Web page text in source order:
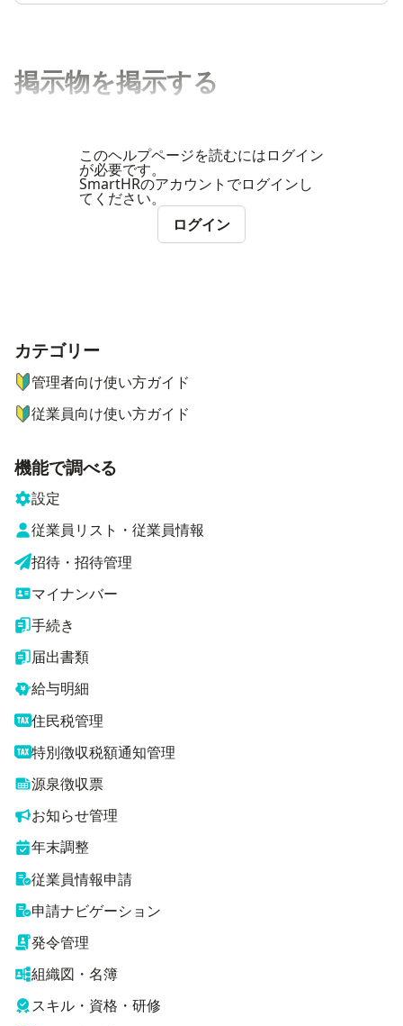
掲示物を掲示する
このヘルプページを読むにはログイン
が必要です。
SmartHRのアカウントでログインし
てください。
ログイン
ナビゲーションメニュー
カテゴリー
管理者向け使い方ガイド
従業員向け使い方ガイド
機能で調べる
設定
従業員リスト・従業員情報
招待・招待管理
マイナンバー
手続き
届出書類
給与明細
住民税管理
特別徴収税額通知管理
源泉徴収票
お知らせ管理
年末調整
従業員情報申請
申請ナビゲーション
発令管理
組織図・名簿
スキル・資格・研修